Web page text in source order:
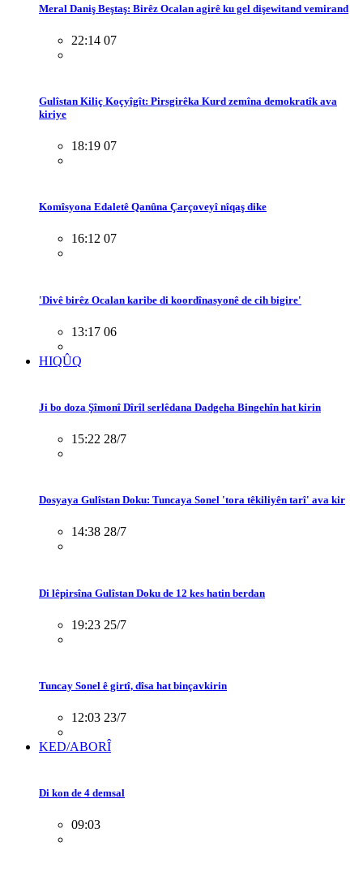
Meral Daniş Beştaş: Birêz Ocalan agirê ku gel dişewitand vemirand
22:14 07
Gulîstan Kiliç Koçyîgît: Pirsgirêka Kurd zemîna demokratîk ava
kiriye
18:19 07
Komîsyona Edaletê Qanûna Çarçoveyî nîqaş dike
16:12 07
'Divê birêz Ocalan karibe di koordînasyonê de cih bigire'
13:17 06
HIQÛQ
Ji bo doza Şîmonî Dîrîl serlêdana Dadgeha Bingehîn hat kirin
15:22 28/7
Dosyaya Gulîstan Doku: Tuncaya Sonel 'tora têkiliyên tarî' ava kir
14:38 28/7
Di lêpirsîna Gulîstan Doku de 12 kes hatin berdan
19:23 25/7
Tuncay Sonel ê girtî, dîsa hat binçavkirin
12:03 23/7
KED/ABORÎ
Di kon de 4 demsal
09:03